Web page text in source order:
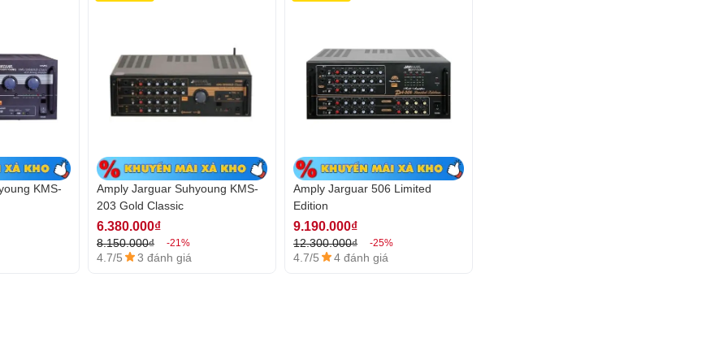
KMS-
Amply Jarguar Suhyoung KMS-
203 Gold Classic
6.380.000₫
8.150.000₫ -21%
4.7/5 3 đánh giá
Amply Jarguar 506 Limited
Edition
9.190.000₫
12.300.000₫ -25%
4.7/5 4 đánh giá